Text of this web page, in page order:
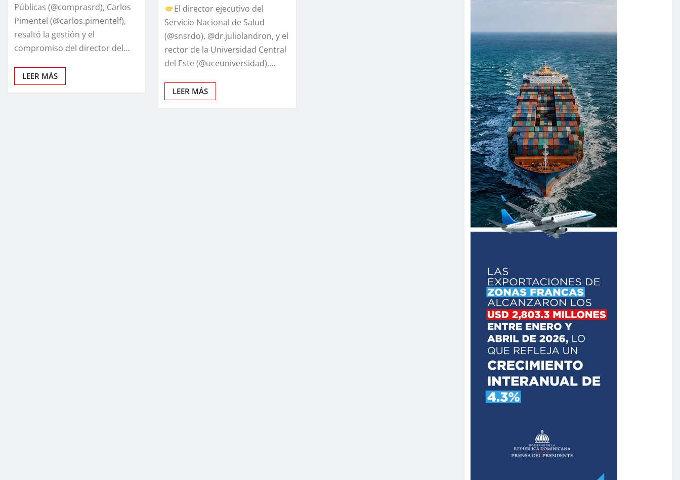
Públicas (@comprasrd), Carlos
Pimentel (@carlos.pimentelf),
resaltó la gestión y el
compromiso del director del…
LEER MÁS
El director ejecutivo del
Servicio Nacional de Salud
(@snsrdo), @dr.juliolandron, y el
rector de la Universidad Central
del Este (@uceuniversidad),…
LEER MÁS